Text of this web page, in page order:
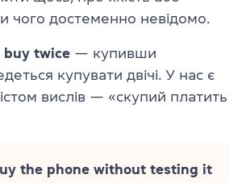
чого достеменно невідомо.
buy twice — купивши
купувати двічі. У нас є
вислів — «скупий платить
the phone without testing it